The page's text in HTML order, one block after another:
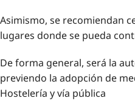
Asimismo, se recomiendan
lugares donde se pueda
De forma general, será la
previendo la adopción de
Hostelería y vía pública